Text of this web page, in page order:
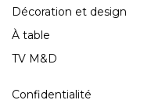
Décoration et design
À table
TV M&D
Confidentialité